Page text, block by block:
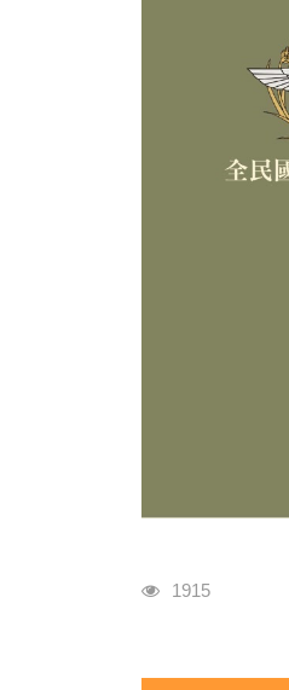
瀏覽人次
1915